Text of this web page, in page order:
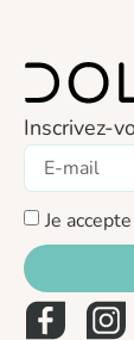
Inscrivez-
Je